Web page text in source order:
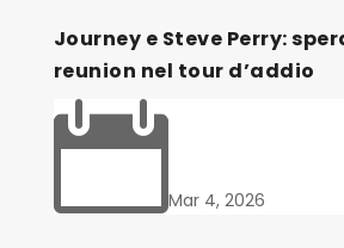
Journey e Steve Perry:
reunion nel tour d’addio
Mar 4, 2026